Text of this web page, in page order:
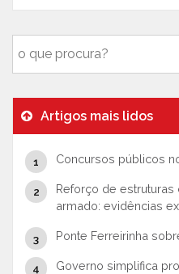
Artigos mais lidos
Concursos públicos
Reforço de
armado: evidências
Ponte Ferreirinha
Governo simplifica